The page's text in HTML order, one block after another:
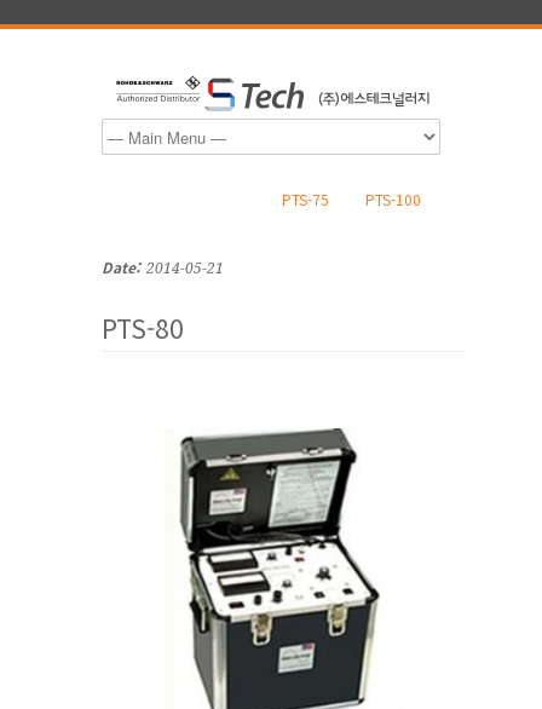
PTS-75 PTS-100
Date: 2014-05-21
PTS-80